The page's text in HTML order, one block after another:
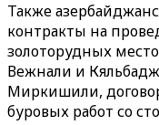
Также
контракты на
золоторудных
Вежнали и
Миркишили,
буровых работ со